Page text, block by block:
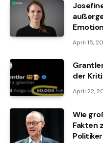
April 15,
der
April 22,
Wie
Fakten